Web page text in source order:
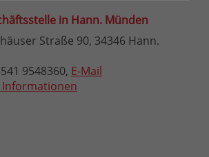
in Hann. Münden
Straße 90, 34346 Hann.
9548360, E-Mail
Informationen